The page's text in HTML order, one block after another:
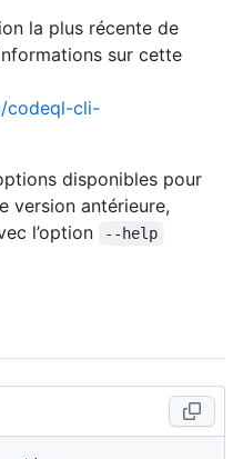
la plus récente de
sur cette
codeql-cli-
disponibles pour
version antérieure,
l’option
--help